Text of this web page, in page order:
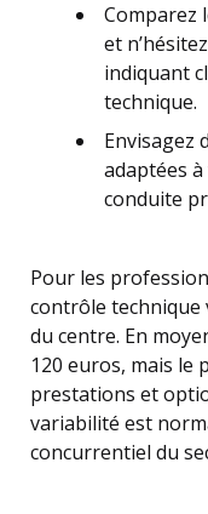
Comparez
et
indiquant
technique.
Envisagez
adaptées
conduite
Pour les
contrôle technique
du centre. En
120 euros, mais le
prestations et
variabilité est
concurrentiel du